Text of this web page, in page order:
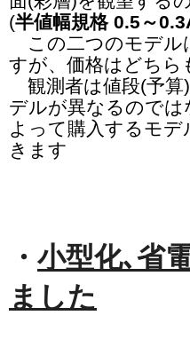
(半値幅規格 0.5～
この二つのモデル
すが、価格はどちら
観測者は値段(予算
デルが異なるのでは
よって購入するモ
きます
・ 小型化､省
ました